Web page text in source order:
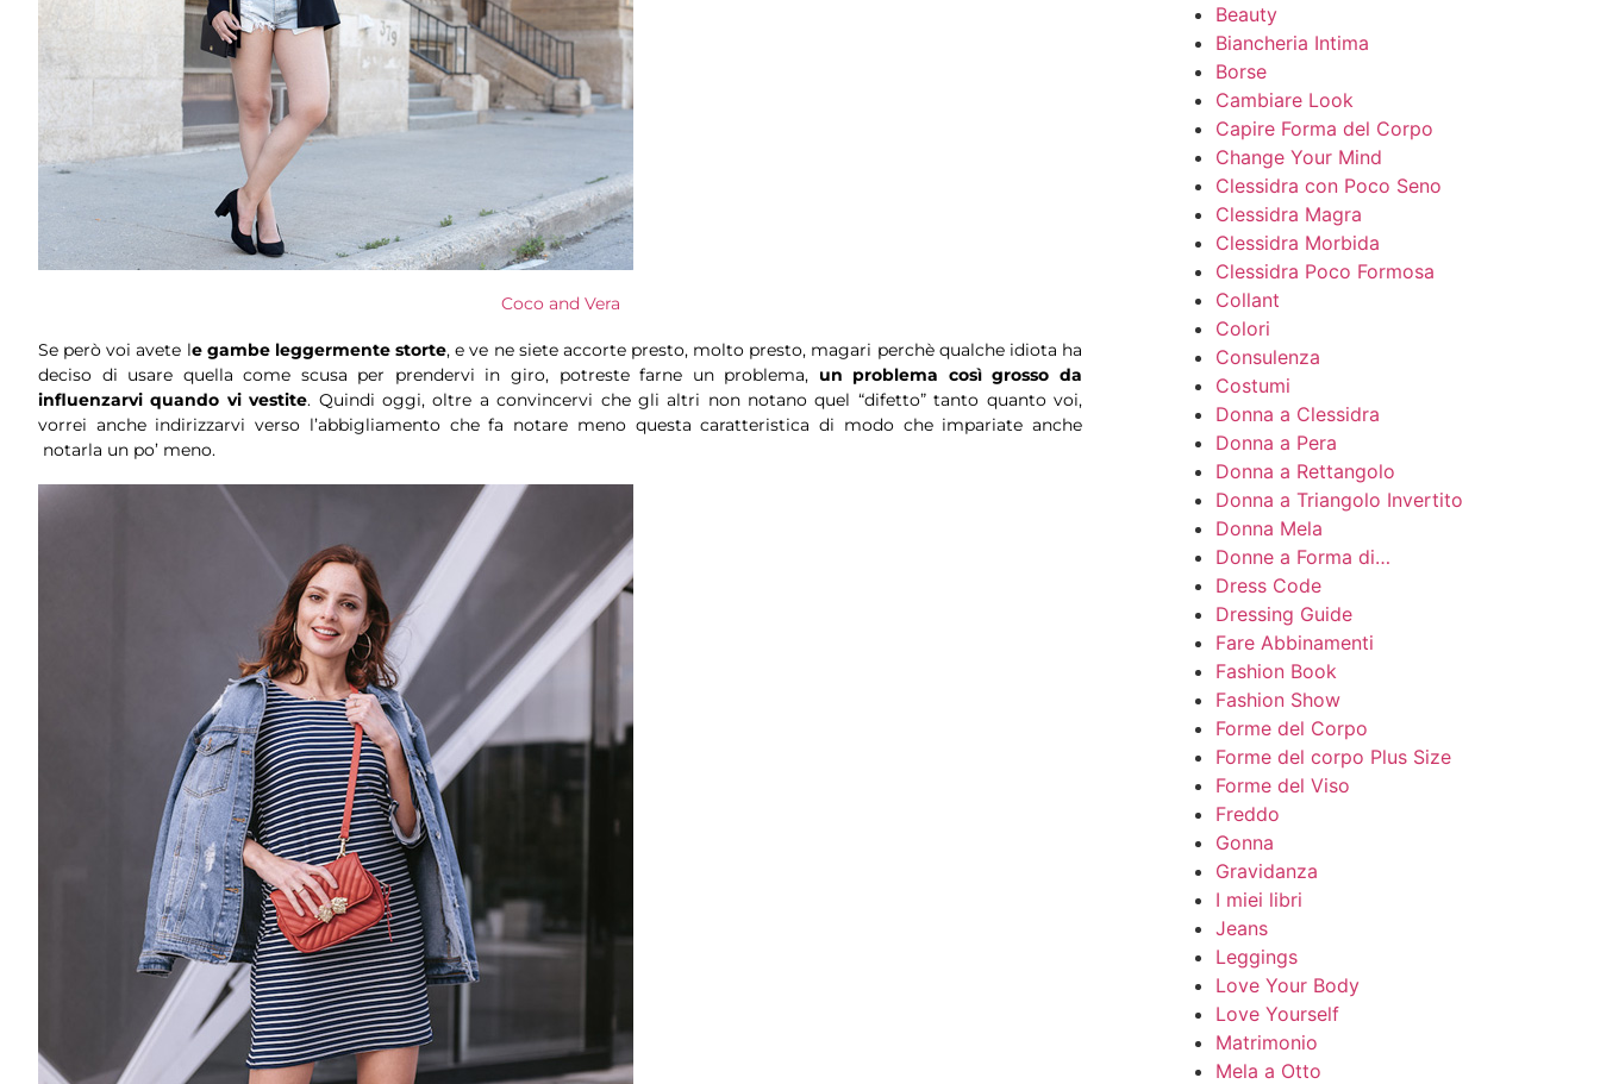
Coco and Vera
Se però voi avete le gambe leggermente storte, e ve ne siete accorte presto, molto presto, magari perchè qualche idiota ha
deciso di usare quella come scusa per prendervi in giro, potreste farne un problema, un problema così grosso da
influenzarvi quando vi vestite. Quindi oggi, oltre a convincervi che gli altri non notano quel “difetto” tanto quanto voi,
vorrei anche indirizzarvi verso l’abbigliamento che fa notare meno questa caratteristica di modo che impariate anche
notarla un po’ meno.
Beauty
Biancheria Intima
Borse
Cambiare Look
Capire Forma del Corpo
Change Your Mind
Clessidra con Poco Seno
Clessidra Magra
Clessidra Morbida
Clessidra Poco Formosa
Collant
Colori
Consulenza
Costumi
Donna a Clessidra
Donna a Pera
Donna a Rettangolo
Donna a Triangolo Invertito
Donna Mela
Donne a Forma di…
Dress Code
Dressing Guide
Fare Abbinamenti
Fashion Book
Fashion Show
Forme del Corpo
Forme del corpo Plus Size
Forme del Viso
Freddo
Gonna
Gravidanza
I miei libri
Jeans
Leggings
Love Your Body
Love Yourself
Matrimonio
Mela a Otto